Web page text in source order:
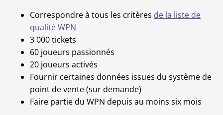
Correspondre à tous les critères de la liste de
qualité WPN
3 000 tickets
60 joueurs passionnés
20 joueurs activés
Fournir certaines données issues du système de
point de vente (sur demande)
Faire partie du WPN depuis au moins six mois